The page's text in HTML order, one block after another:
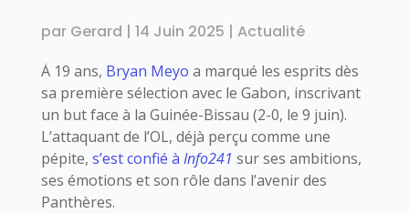
par Gerard | 14 Juin 2025 | Actualité
À 19 ans, Bryan Meyo a marqué les esprits dès
sa première sélection avec le Gabon, inscrivant
un but face à la Guinée-Bissau (2-0, le 9 juin).
L’attaquant de l’OL, déjà perçu comme une
pépite, s’est confié à Info241 sur ses ambitions,
ses émotions et son rôle dans l’avenir des
Panthères.